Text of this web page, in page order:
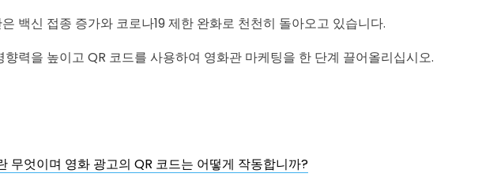
백신 접종 증가와 코로나19 제한 완화로 천천히 돌아오고 있습니다.
향력을 높이고 QR 코드를 사용하여 영화관 마케팅을 한 단계 끌어올리십시오.
무엇이며 영화 광고의 QR 코드는 어떻게 작동합니까?